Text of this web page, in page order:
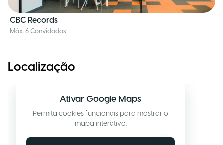
CBC Records
Máx. 6 Convidados
Localização
Ativar Google Maps
Permita cookies funcionais para mostrar o
mapa interativo.